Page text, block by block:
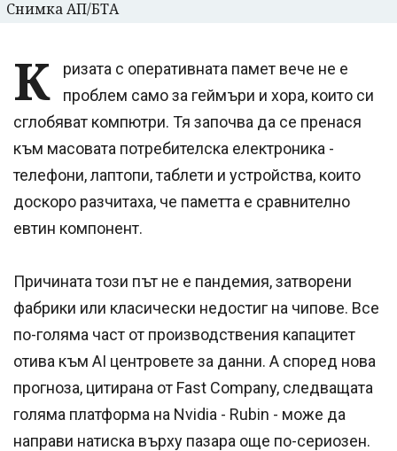
Снимка АП/БТА
К
ризата с оперативната памет вече не е
проблем само за геймъри и хора, които си
сглобяват компютри. Тя започва да се пренася
към масовата потребителска електроника -
телефони, лаптопи, таблети и устройства, които
доскоро разчитаха, че паметта е сравнително
евтин компонент.
Причината този път не е пандемия, затворени
фабрики или класически недостиг на чипове. Все
по-голяма част от производствения капацитет
отива към AI центровете за данни. А според нова
прогноза, цитирана от Fast Company, следващата
голяма платформа на Nvidia - Rubin - може да
направи натиска върху пазара още по-сериозен.